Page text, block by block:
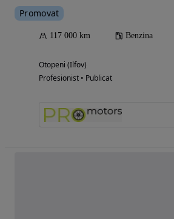
Promovat
117 000 km Benzina
Otopeni (Ilfov)
Profesionist • Publicat